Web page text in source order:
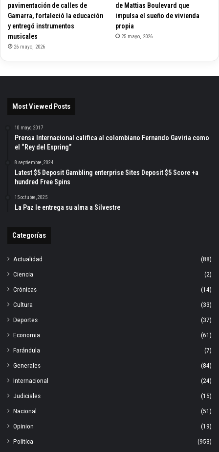
pavimentación de calles de
Gamarra, fortaleció la educación
y entregó instrumentos
musicales
26 mayo, 2026
de Mattias Boulevard que
impulsa el sueño de vivienda
propia
25 mayo, 2026
Most Viewed Posts
10 mayo, 2017
Prensa Internacional califica al colombiano Fernando Gaviria como
el “Rey del Espring”
8 septiembre, 2024
Latest $5 Deposit Gambling enterprise Sites Deposit $5 Score +a
hundred Free Spins
15 octubre, 2025
La Paz le entrega su alma a Silvestre
Categorías
Actualidad
(88)
Ciencia
(2)
Crónicas
(14)
Cultura
(33)
Deportes
(37)
Economia
(61)
Farándula
(7)
Generales
(84)
Internacional
(24)
Judiciales
(15)
Nacional
(51)
Opinion
(19)
Política
(953)